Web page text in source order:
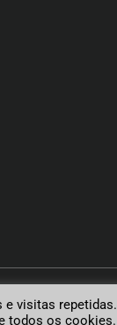
e visitas repetidas.
todos os cookies.